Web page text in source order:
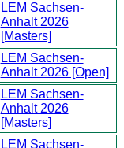
LEM Sachsen-
Anhalt 2026
[Masters]
LEM Sachsen-
Anhalt 2026 [Open]
LEM Sachsen-
Anhalt 2026
[Masters]
LEM Sachsen-